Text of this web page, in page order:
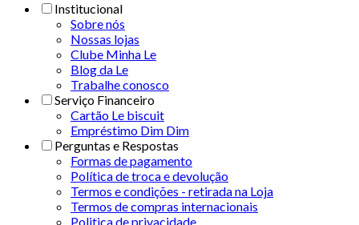
Institucional
Sobre nós
Nossas lojas
Clube Minha Le
Blog da Le
Trabalhe conosco
Serviço Financeiro
Cartão Le biscuit
Empréstimo Dim Dim
Perguntas e Respostas
Formas de pagamento
Política de troca e devolução
Termos e condições - retirada na Loja
Termos de compras internacionais
Politica de privacidade